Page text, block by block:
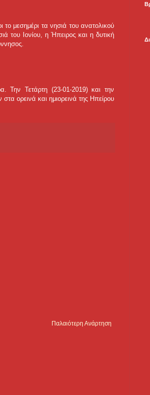
μεσημέρι τα νησιά του ανατολικού
του Ιονίου, η Ήπειρος και η δυτική
Την Τετάρτη (23-01-2019) και την
ορεινά και ημιορεινά της Ηπείρου
Παλαιότερη Ανάρτηση